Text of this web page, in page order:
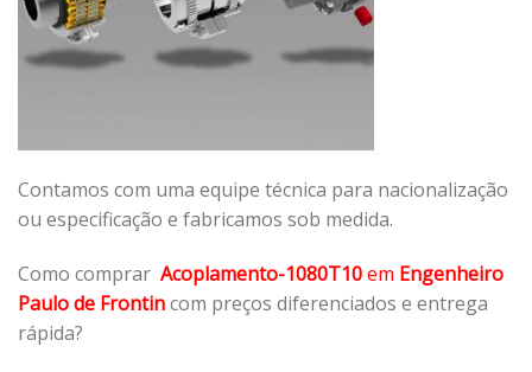
Contamos com uma equipe técnica para nacionalização
ou especificação e fabricamos sob medida.
Como comprar Acoplamento-1080T10em Engenheiro
Paulo de Frontincom preços diferenciados e entrega
rápida?